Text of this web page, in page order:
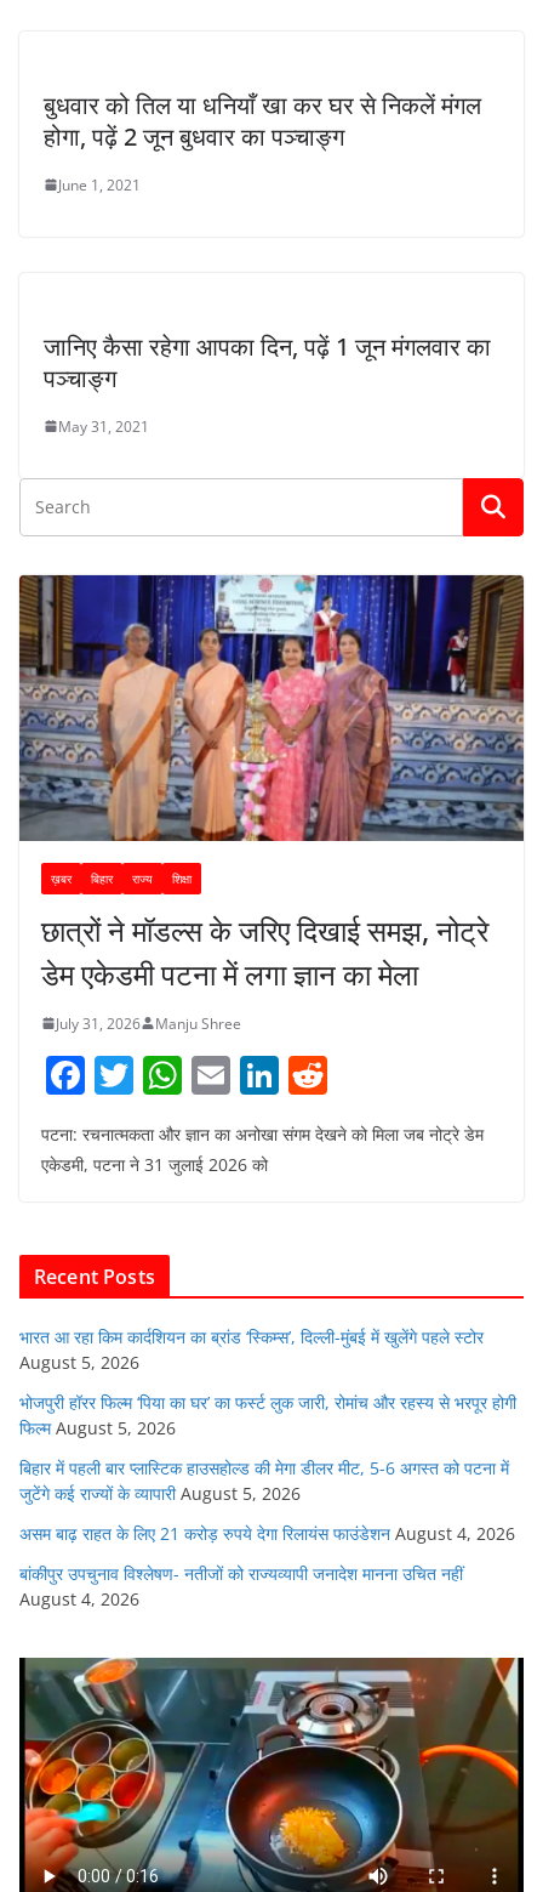
बुधवार को तिल या धनियाँ खा कर घर से निकलें मंगल
होगा, पढ़ें 2 जून बुधवार का पञ्चाङ्ग
June 1, 2021
जानिए कैसा रहेगा आपका दिन, पढ़ें 1 जून मंगलवार का
पञ्चाङ्ग
May 31, 2021
ख़बर बिहार राज्य शिक्षा
छात्रों ने मॉडल्स के जरिए दिखाई समझ, नोट्रे
डेम एकेडमी पटना में लगा ज्ञान का मेला
July 31, 2026 Manju Shree
F
a
c
e
o
o
k
T
w
itt
W
h
at
s
p
E
m
ai
Li
n
k
e
d
पटना: रचनात्मकता और ज्ञान का अनोखा संगम देखने को मिला जब नोट्रे डेम
एकेडमी, पटना ने 31 जुलाई 2026 को
Recent Posts
भारत आ रहा किम कार्दशियन का ब्रांड ‘स्किम्स’, दिल्ली-मुंबई में खुलेंगे पहले स्टोर
August 5, 2026
भोजपुरी हॉरर फिल्म ‘पिया का घर’ का फर्स्ट लुक जारी, रोमांच और रहस्य से भरपूर होगी
फिल्म August 5, 2026
बिहार में पहली बार प्लास्टिक हाउसहोल्ड की मेगा डीलर मीट, 5-6 अगस्त को पटना में
जुटेंगे कई राज्यों के व्यापारी August 5, 2026
असम बाढ़ राहत के लिए 21 करोड़ रुपये देगा रिलायंस फाउंडेशन August 4, 2026
बांकीपुर उपचुनाव विश्लेषण- नतीजों को राज्यव्यापी जनादेश मानना उचित नहीं
August 4, 2026